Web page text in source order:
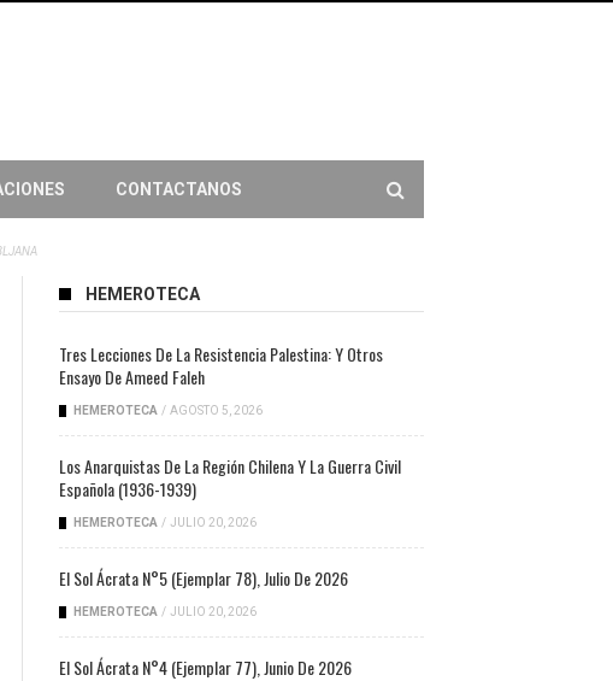
CONTACTANOS
HEMEROTECA
Tres Lecciones De La Resistencia Palestina: Y Otros
Ensayo De Ameed Faleh
HEMEROTECA / AGOSTO 5, 2026
Los Anarquistas De La Región Chilena Y La Guerra Civil
Española (1936-1939)
HEMEROTECA / JULIO 20, 2026
El Sol Ácrata N°5 (ejemplar 78), Julio De 2026
HEMEROTECA / JULIO 20, 2026
El Sol Ácrata N°4 (ejemplar 77), Junio De 2026